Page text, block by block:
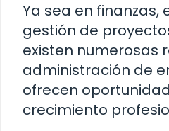
Ya sea en
gestión de
existen numerosas
administración de
ofrecen
crecimiento